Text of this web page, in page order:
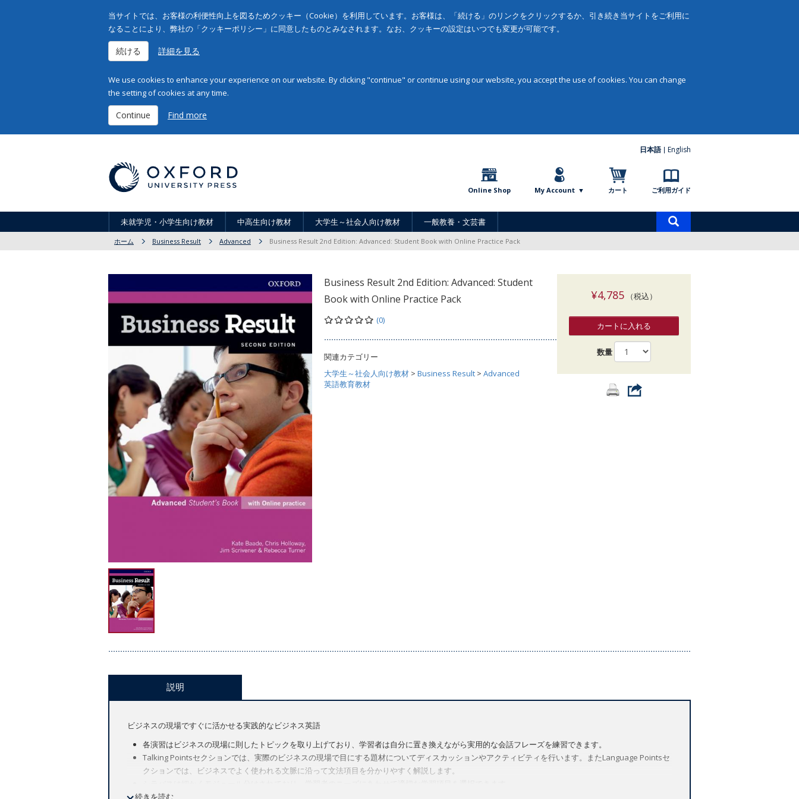
当サイトでは、お客様の利便性向上を図るためクッキー（Cookie）を利用しています。お客様は、「続ける」のリンクをクリックするか、引き続き当サイトをご利用に
なることにより、弊社の「クッキーポリシー」に同意したものとみなされます。なお、クッキーの設定はいつでも変更が可能です。
続ける 詳細を見る
We use cookies to enhance your experience on our website. By clicking "continue" or continue using our website, you accept the use of cookies. You can change
the setting of cookies at any time.
Continue Find more
日本語 English
Online Shop My Account カート ご利用ガイド
未就学児・小学生向け教材 中高生向け教材 大学生～社会人向け教材 一般教養・文芸書
索
ホーム Business Result Advanced Business Result 2nd Edition: Advanced: Student Book with Online Practice Pack
Business Result 2nd Edition: Advanced: Student
Book with Online Practice Pack
(0)
関連カテゴリー
大学生～社会人向け教材 > Business Result > Advanced
英語教育教材
¥4,785（税込）
カートに入れる
数量
説明
ビジネスの現場ですぐに活かせる実践的なビジネス英語
各演習はビジネスの現場に則したトピックを取り上げており、学習者は自分に置き換えながら実用的な会話フレーズを練習できます。
Talking Pointsセクションでは、実際のビジネスの現場で目にする題材についてディスカッションやアクティビティを行います。またLanguage Pointsセ
クションでは、ビジネスでよく使われる文脈に沿って文法項目を分かりやすく解説します。
ダウンロード可能なワークシートやビデオ、音声など、授業をより充実させる使い勝手の良い教師向けリソースをご用意しています。
続きを読む